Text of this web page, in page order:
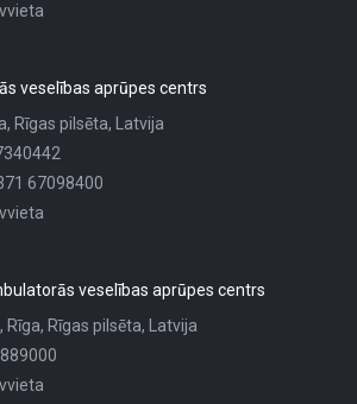
veselības aprūpes centrs
Rīgas pilsēta, Latvija
67098400
veselības aprūpes centrs
Rīgas pilsēta, Latvija